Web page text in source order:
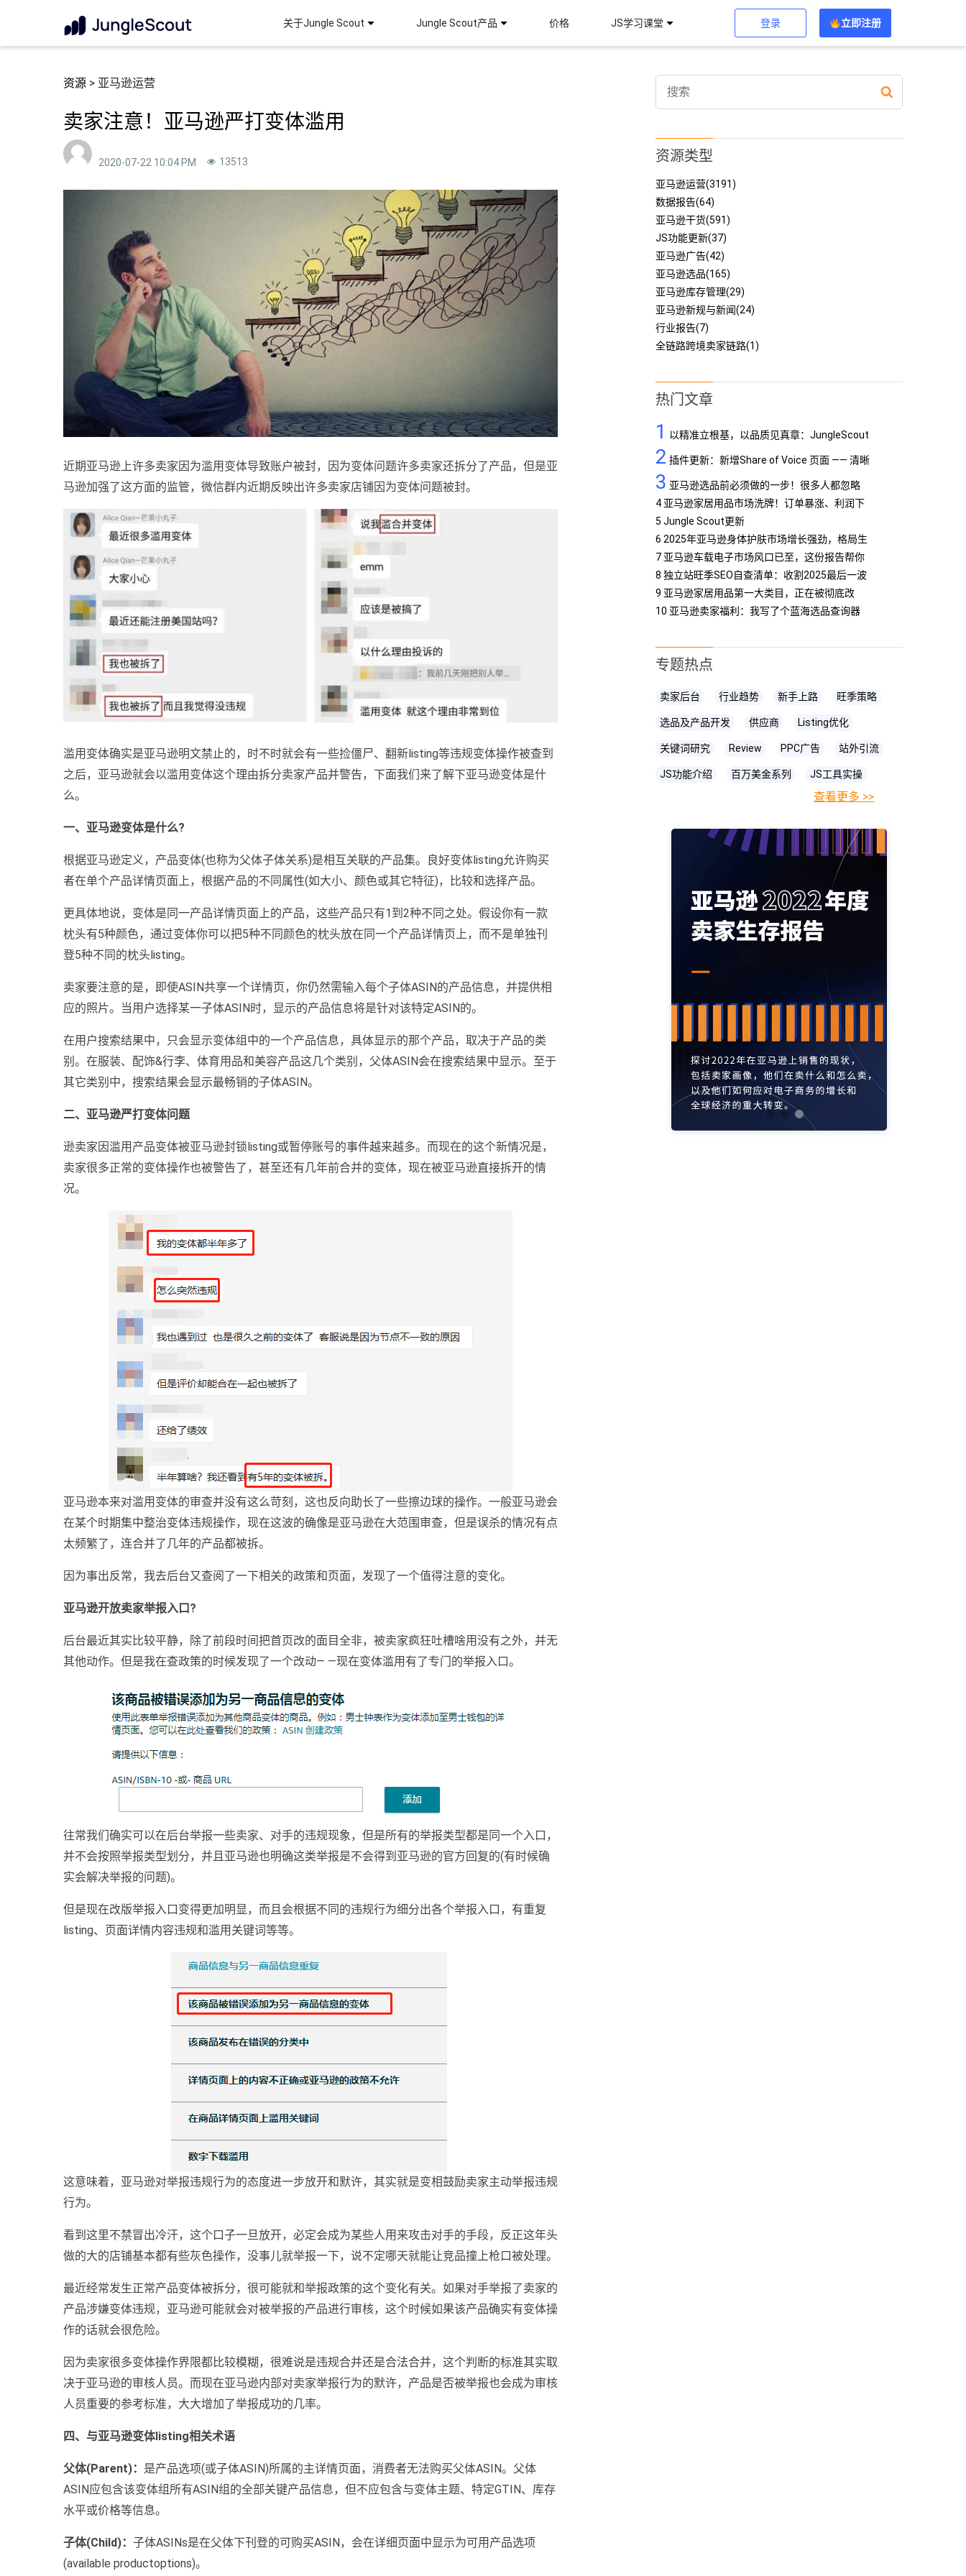
关于Jungle Scout Jungle Scout产品 价格 JS学习课堂 登录 立即注册
资源 > 亚马逊运营
卖家注意！亚马逊严打变体滥用
2020-07-22 10:04 PM 13513
近期亚马逊上许多卖家因为滥用变体导致账户被封，因为变体问题许多卖家还拆分了产品，但是亚
马逊加强了这方面的监管，微信群内近期反映出许多卖家店铺因为变体问题被封。
滥用变体确实是亚马逊明文禁止的，时不时就会有一些捡僵尸、翻新listing等违规变体操作被查到
之后，亚马逊就会以滥用变体这个理由拆分卖家产品并警告，下面我们来了解下亚马逊变体是什
么。
一、亚马逊变体是什么?
根据亚马逊定义，产品变体(也称为父体子体关系)是相互关联的产品集。良好变体listing允许购买
者在单个产品详情页面上，根据产品的不同属性(如大小、颜色或其它特征)，比较和选择产品。
更具体地说，变体是同一产品详情页面上的产品，这些产品只有1到2种不同之处。假设你有一款
枕头有5种颜色，通过变体你可以把5种不同颜色的枕头放在同一个产品详情页上，而不是单独刊
登5种不同的枕头listing。
卖家要注意的是，即使ASIN共享一个详情页，你仍然需输入每个子体ASIN的产品信息，并提供相
应的照片。当用户选择某一子体ASIN时，显示的产品信息将是针对该特定ASIN的。
在用户搜索结果中，只会显示变体组中的一个产品信息，具体显示的那个产品，取决于产品的类
别。在服装、配饰&行李、体育用品和美容产品这几个类别，父体ASIN会在搜索结果中显示。至于
其它类别中，搜索结果会显示最畅销的子体ASIN。
二、亚马逊严打变体问题
逊卖家因滥用产品变体被亚马逊封锁listing或暂停账号的事件越来越多。而现在的这个新情况是，
卖家很多正常的变体操作也被警告了，甚至还有几年前合并的变体，现在被亚马逊直接拆开的情
况。
亚马逊本来对滥用变体的审查并没有这么苛刻，这也反向助长了一些擦边球的操作。一般亚马逊会
在某个时期集中整治变体违规操作，现在这波的确像是亚马逊在大范围审查，但是误杀的情况有点
太频繁了，连合并了几年的产品都被拆。
因为事出反常，我去后台又查阅了一下相关的政策和页面，发现了一个值得注意的变化。
亚马逊开放卖家举报入口?
后台最近其实比较平静，除了前段时间把首页改的面目全非，被卖家疯狂吐槽啥用没有之外，并无
其他动作。但是我在查政策的时候发现了一个改动— —现在变体滥用有了专门的举报入口。
往常我们确实可以在后台举报一些卖家、对手的违规现象，但是所有的举报类型都是同一个入口，
并不会按照举报类型划分，并且亚马逊也明确这类举报是不会得到亚马逊的官方回复的(有时候确
实会解决举报的问题)。
但是现在改版举报入口变得更加明显，而且会根据不同的违规行为细分出各个举报入口，有重复
listing、页面详情内容违规和滥用关键词等等。
这意味着，亚马逊对举报违规行为的态度进一步放开和默许，其实就是变相鼓励卖家主动举报违规
行为。
看到这里不禁冒出冷汗，这个口子一旦放开，必定会成为某些人用来攻击对手的手段，反正这年头
做的大的店铺基本都有些灰色操作，没事儿就举报一下，说不定哪天就能让竞品撞上枪口被处理。
最近经常发生正常产品变体被拆分，很可能就和举报政策的这个变化有关。如果对手举报了卖家的
产品涉嫌变体违规，亚马逊可能就会对被举报的产品进行审核，这个时候如果该产品确实有变体操
作的话就会很危险。
因为卖家很多变体操作界限都比较模糊，很难说是违规合并还是合法合并，这个判断的标准其实取
决于亚马逊的审核人员。而现在亚马逊内部对卖家举报行为的默许，产品是否被举报也会成为审核
人员重要的参考标准，大大增加了举报成功的几率。
四、与亚马逊变体listing相关术语
父体(Parent)： 是产品选项(或子体ASIN)所属的主详情页面，消费者无法购买父体ASIN。父体
ASIN应包含该变体组所有ASIN组的全部关键产品信息，但不应包含与变体主题、特定GTIN、库存
水平或价格等信息。
子体(Child)： 子体ASINs是在父体下刊登的可购买ASIN，会在详细页面中显示为可用产品选项
(available productoptions)。
资源类型
亚马逊运营(3191)
数据报告(64)
亚马逊干货(591)
JS功能更新(37)
亚马逊广告(42)
亚马逊选品(165)
亚马逊库存管理(29)
亚马逊新规与新闻(24)
行业报告(7)
全链路跨境卖家链路(1)
热门文章
1
以精准立根基，以品质见真章：JungleScout
定义亚马逊工具专业标杆
2 插件更新：新增Share of Voice 页面 —— 清晰
呈现品牌竞争格局
3 亚马逊选品前必须做的一步！很多人都忽略
了…
4 亚马逊家居用品市场洗牌！订单暴涨、利润下
5 Jungle Scout更新
6 2025年亚马逊身体护肤市场增长强劲，格局生
7 亚马逊车载电子市场风口已至，这份报告帮你
抢占先机
8 独立站旺季SEO自查清单：收割2025最后一波
9 亚马逊家居用品第一大类目，正在被彻底改
10 亚马逊卖家福利：我写了个蓝海选品查询器
专题热点
卖家后台 行业趋势 新手上路 旺季策略
选品及产品开发 供应商 Listing优化
关键词研究 Review PPC广告 站外引流
JS功能介绍 百万美金系列 JS工具实操
亚马逊直播
cpc广告 亚马逊物流
亚马逊精铺
亚马逊变体 亚马逊主图 亚马逊账号
亚马逊流量 亚马逊库存 亚马逊跟卖
亚马逊瑞典站
亚马逊品牌备案 亚马逊运营直播
亚马逊优惠券 亚马逊ASIN listing优化
亚马逊主题 差评 亚马逊排名 关键词
listing 爆款最新
查看更多 >>